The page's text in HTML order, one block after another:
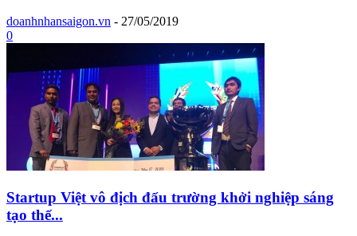
doanhnhansaigon.vn - 27/05/2019
0
Startup Việt vô địch đấu trường khởi nghiệp sáng
tạo thế...